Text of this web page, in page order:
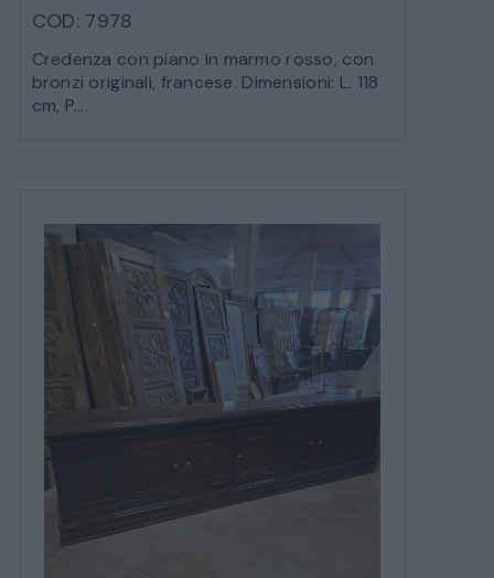
COD: 7978
Credenza con piano in marmo rosso, con
bronzi originali, francese. Dimensioni: L. 118
cm, P....